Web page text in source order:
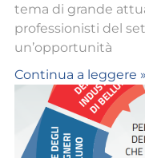
tema di grande
professionisti del
un’opportunità
Continua a leggere »